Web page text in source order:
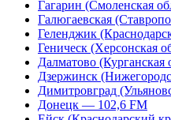
Гагарин (Смоленская
Галюгаевская
Геленджик
Геническ (Херсонская
Далматово
Дзержинск
Димитровград
Донецк — 102,6 FM